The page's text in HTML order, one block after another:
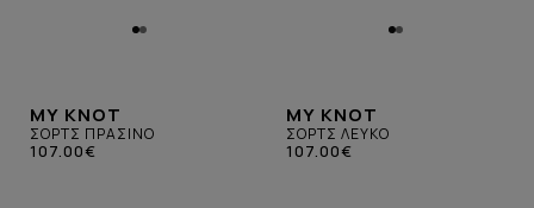
MY KNOT
ΣΟΡΤΣ ΠΡΑΣΙΝΟ
107.00€
MY KNOT
ΣΟΡΤΣ ΛΕΥΚΟ
107.00€